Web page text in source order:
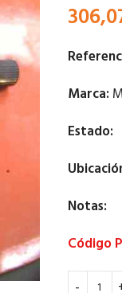
Marca:
Estado:
Notas:
Código